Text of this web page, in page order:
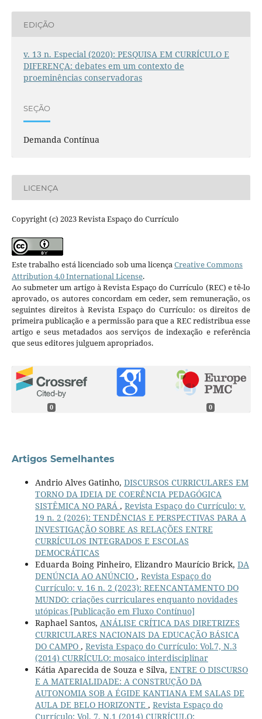
EDIÇÃO
v. 13 n. Especial (2020): PESQUISA EM CURRÍCULO E
DIFERENÇA: debates em um contexto de
proeminências conservadoras
SEÇÃO
Demanda Contínua
LICENÇA
Copyright (c) 2023 Revista Espaço do Currículo
Este trabalho está licenciado sob uma licençaCreative Commons
Attribution 4.0 International License.
Ao submeter um artigo à Revista Espaço do Currículo (REC) e tê-lo
aprovado, os autores concordam em ceder, sem remuneração, os
seguintes direitos à Revista Espaço do Currículo: os direitos de
primeira publicação e a permissão para que a REC redistribua esse
artigo e seus metadados aos serviços de indexação e referência
que seus editores julguem apropriados.
0 0
Artigos Semelhantes
Andrio Alves Gatinho, DISCURSOS CURRICULARES EM
TORNO DA IDEIA DE COERÊNCIA PEDAGÓGICA
SISTÊMICA NO PARÁ , Revista Espaço do Currículo: v.
19 n. 2 (2026): TENDÊNCIAS E PERSPECTIVAS PARA A
INVESTIGAÇÃO SOBRE AS RELAÇÕES ENTRE
CURRÍCULOS INTEGRADOS E ESCOLAS
DEMOCRÁTICAS
Eduarda Boing Pinheiro, Elizandro Maurício Brick, DA
DENÚNCIA AO ANÚNCIO , Revista Espaço do
Currículo: v. 16 n. 2 (2023): REENCANTAMENTO DO
MUNDO: criações curriculares enquanto novidades
utópicas [Publicação em Fluxo Contínuo]
Raphael Santos, ANÁLISE CRÍTICA DAS DIRETRIZES
CURRICULARES NACIONAIS DA EDUCAÇÃO BÁSICA
DO CAMPO , Revista Espaço do Currículo: Vol.7, N.3
(2014) CURRÍCULO: mosaico interdisciplinar
Kátia Aparecida de Souza e Silva, ENTRE O DISCURSO
E A MATERIALIDADE: A CONSTRUÇÃO DA
AUTONOMIA SOB A ÉGIDE KANTIANA EM SALAS DE
AULA DE BELO HORIZONTE , Revista Espaço do
Currículo: Vol. 7, N.1 (2014) CURRÍCULO: